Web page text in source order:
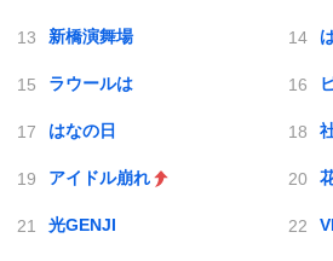
新橋演舞場
ラウールは
はなの日
アイドル崩れ
光GENJI